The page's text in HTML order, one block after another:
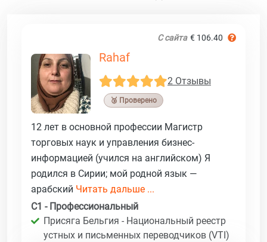
С сайта € 106.40
Rahaf
2 Отзывы
🥉 Проверено
12 лет в основной профессии Магистр
торговых наук и управления бизнес-
информацией (учился на английском) Я
родился в Сирии; мой родной язык —
арабский Читать дальше ...
C1 - Профессиональный
Присяга Бельгия - Национальный реестр
устных и письменных переводчиков (VTI)